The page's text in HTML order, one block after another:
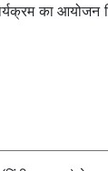
का आयोजन